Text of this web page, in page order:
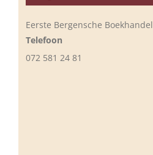
Eerste Bergensche Boekhandel
Telefoon
072 581 24 81